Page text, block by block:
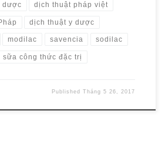
dược dịch thuật pháp việt
dịch thuật y dược
modilac savencia sodilac
sữa công thức đặc trị
PublishedTháng 5 26, 2017